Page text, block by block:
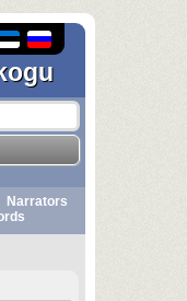
Narrators